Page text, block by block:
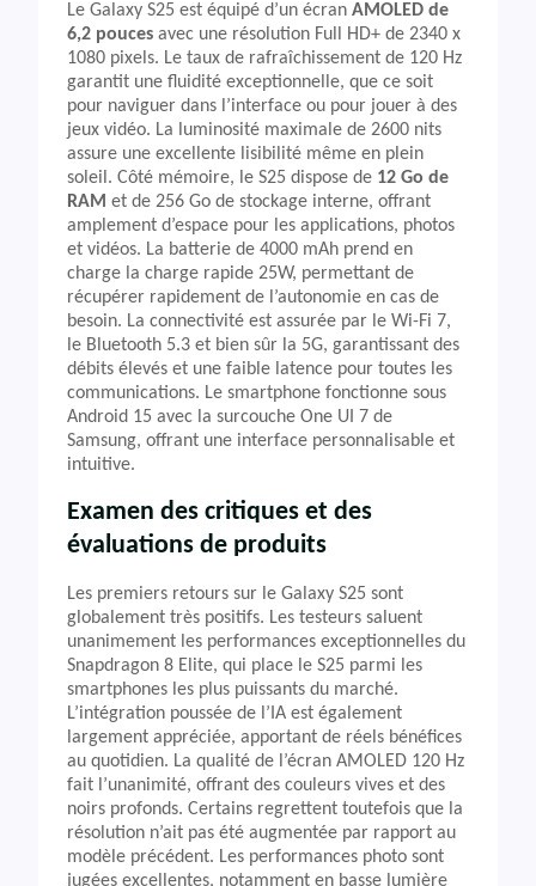
Le Galaxy S25 est équipé d’un écran AMOLED de
6,2 pouces avec une résolution Full HD+ de 2340 x
1080 pixels. Le taux de rafraîchissement de 120 Hz
garantit une fluidité exceptionnelle, que ce soit
pour naviguer dans l’interface ou pour jouer à des
jeux vidéo. La luminosité maximale de 2600 nits
assure une excellente lisibilité même en plein
soleil. Côté mémoire, le S25 dispose de 12 Go de
RAM et de 256 Go de stockage interne, offrant
amplement d’espace pour les applications, photos
et vidéos. La batterie de 4000 mAh prend en
charge la charge rapide 25W, permettant de
récupérer rapidement de l’autonomie en cas de
besoin. La connectivité est assurée par le Wi-Fi 7,
le Bluetooth 5.3 et bien sûr la 5G, garantissant des
débits élevés et une faible latence pour toutes les
communications. Le smartphone fonctionne sous
Android 15 avec la surcouche One UI 7 de
Samsung, offrant une interface personnalisable et
intuitive.
Examen des critiques et des
évaluations de produits
Les premiers retours sur le Galaxy S25 sont
globalement très positifs. Les testeurs saluent
unanimement les performances exceptionnelles du
Snapdragon 8 Elite, qui place le S25 parmi les
smartphones les plus puissants du marché.
L’intégration poussée de l’IA est également
largement appréciée, apportant de réels bénéfices
au quotidien. La qualité de l’écran AMOLED 120 Hz
fait l’unanimité, offrant des couleurs vives et des
noirs profonds. Certains regrettent toutefois que la
résolution n’ait pas été augmentée par rapport au
modèle précédent. Les performances photo sont
jugées excellentes, notamment en basse lumière